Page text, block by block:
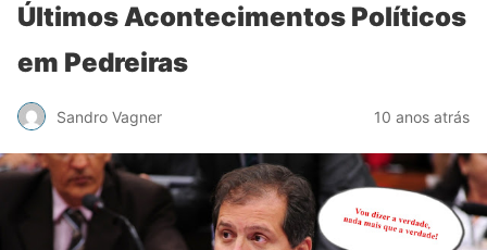
Últimos Acontecimentos Políticos
em Pedreiras
Sandro Vagner 10 anos atrás